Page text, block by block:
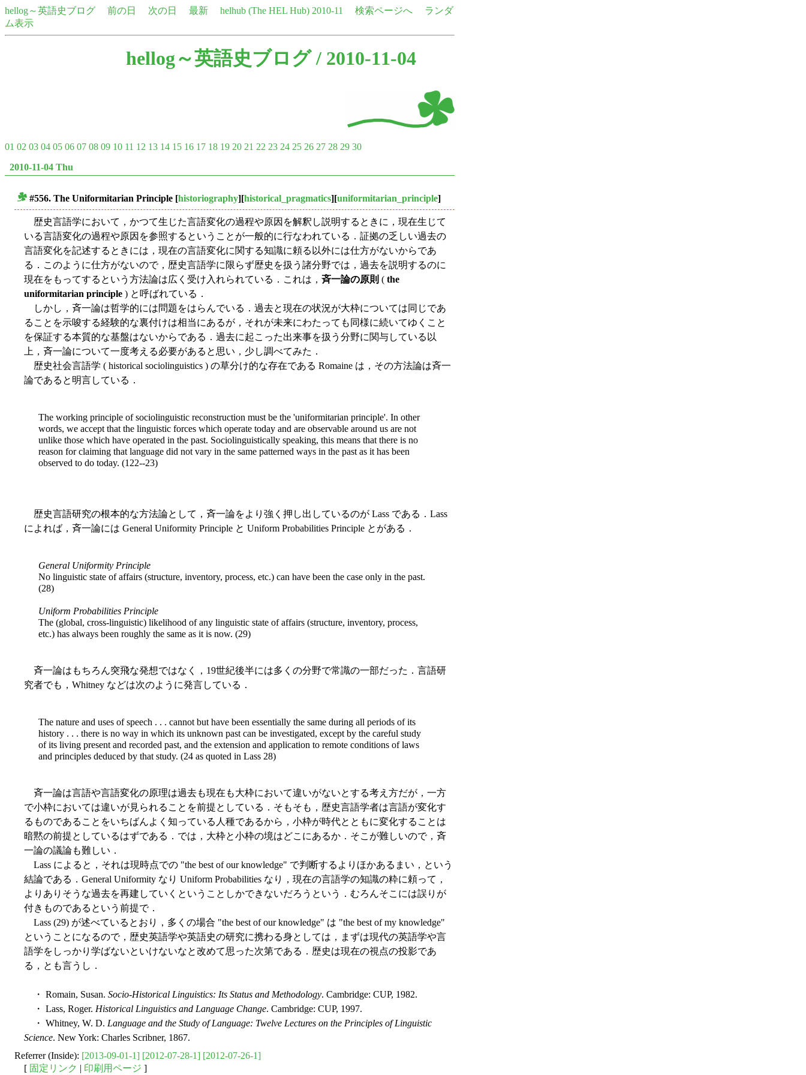
hellog～英語史ブログ 前の日 次の日 最新 helhub (The HEL Hub) 2010-11 検索ページへ
ランダ
ム表示
hellog～英語史ブログ/ 2010-11-04
01 02 03 04 05 06 07 08 09 10 11 12 13 14 15 16 17 18 19 20 21 22 23 24 25 26 27 28 29 30
2010-11-04 Thu
#556. The Uniformitarian Principle [historiography][historical_pragmatics][uniformitarian_principle]
歴史言語学において，かつて生じた言語変化の過程や原因を解釈し説明するときに，現在生じて
いる言語変化の過程や原因を参照するということが一般的に行なわれている．証拠の乏しい過去の
言語変化を記述するときには，現在の言語変化に関する知識に頼る以外には仕方がないからであ
る．このように仕方がないので，歴史言語学に限らず歴史を扱う諸分野では，過去を説明するのに
現在をもってするという方法論は広く受け入れられている．これは，斉一論の原則 ( the
uniformitarian principle ) と呼ばれている．
しかし，斉一論は哲学的には問題をはらんでいる．過去と現在の状況が大枠については同じであ
ることを示唆する経験的な裏付けは相当にあるが，それが未来にわたっても同様に続いてゆくこと
を保証する本質的な基盤はないからである．過去に起こった出来事を扱う分野に関与している以
上，斉一論について一度考える必要があると思い，少し調べてみた．
歴史社会言語学 ( historical sociolinguistics ) の草分け的な存在である Romaine は，その方法論は斉一
論であると明言している．
The working principle of sociolinguistic reconstruction must be the 'uniformitarian principle'. In other
words, we accept that the linguistic forces which operate today and are observable around us are not
unlike those which have operated in the past. Sociolinguistically speaking, this means that there is no
reason for claiming that language did not vary in the same patterned ways in the past as it has been
observed to do today. (122--23)
歴史言語研究の根本的な方法論として，斉一論をより強く押し出しているのが Lass である．Lass
によれば，斉一論には General Uniformity Principle と Uniform Probabilities Principle とがある．
General Uniformity Principle
No linguistic state of affairs (structure, inventory, process, etc.) can have been the case only in the past.
(28)
Uniform Probabilities Principle
The (global, cross-linguistic) likelihood of any linguistic state of affairs (structure, inventory, process,
etc.) has always been roughly the same as it is now. (29)
斉一論はもちろん突飛な発想ではなく，19世紀後半には多くの分野で常識の一部だった．言語研
究者でも，Whitney などは次のように発言している．
The nature and uses of speech . . . cannot but have been essentially the same during all periods of its
history . . . there is no way in which its unknown past can be investigated, except by the careful study
of its living present and recorded past, and the extension and application to remote conditions of laws
and principles deduced by that study. (24 as quoted in Lass 28)
斉一論は言語や言語変化の原理は過去も現在も大枠において違いがないとする考え方だが，一方
で小枠においては違いが見られることを前提としている．そもそも，歴史言語学者は言語が変化す
るものであることをいちばんよく知っている人種であるから，小枠が時代とともに変化することは
暗黙の前提としているはずである．では，大枠と小枠の境はどこにあるか．そこが難しいので，斉
一論の議論も難しい．
Lass によると，それは現時点での "the best of our knowledge" で判断するよりほかあるまい，という
結論である．General Uniformity なり Uniform Probabilities なり，現在の言語学の知識の粋に頼って，
よりありそうな過去を再建していくということしかできないだろうという．むろんそこには誤りが
付きものであるという前提で．
Lass (29) が述べているとおり，多くの場合 "the best of our knowledge" は "the best of my knowledge"
ということになるので，歴史英語学や英語史の研究に携わる身としては，まずは現代の英語学や言
語学をしっかり学ばないといけないなと改めて思った次第である．歴史は現在の視点の投影であ
る，とも言うし．
・ Romain, Susan. Socio-Historical Linguistics: Its Status and Methodology. Cambridge: CUP, 1982.
・ Lass, Roger. Historical Linguistics and Language Change. Cambridge: CUP, 1997.
・ Whitney, W. D. Language and the Study of Language: Twelve Lectures on the Principles of Linguistic
Science. New York: Charles Scribner, 1867.
Referrer (Inside): [2013-09-01-1] [2012-07-28-1] [2012-07-26-1]
[ 固定リンク | 印刷用ページ ]